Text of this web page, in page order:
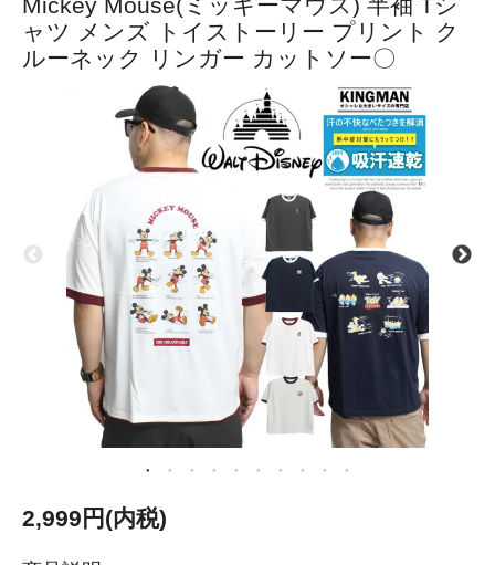
ャツ メンズ トイストーリー プリント ク
ルーネック リンガー カットソー〇
2,999円(内税)